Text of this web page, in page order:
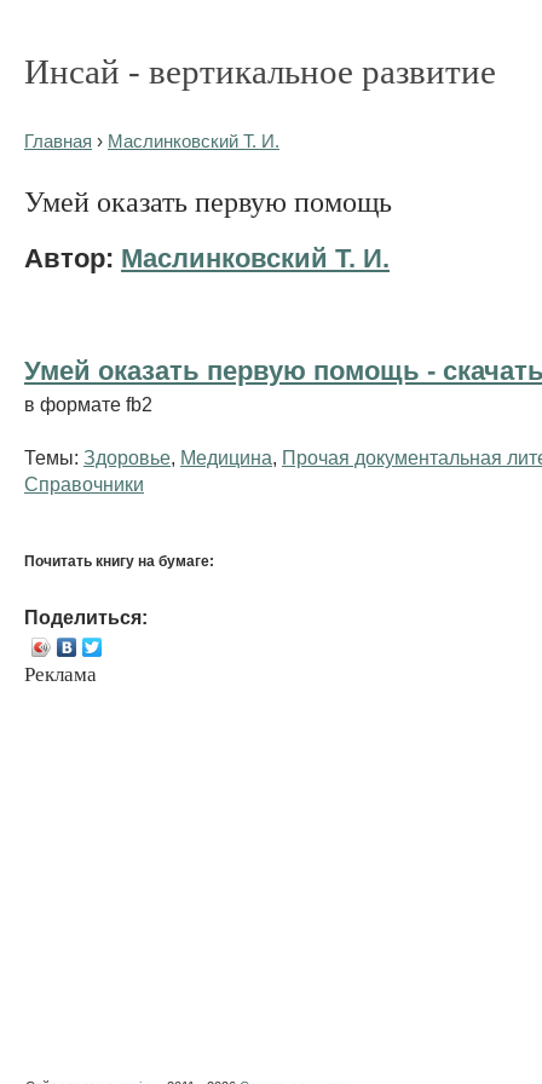
Инсай - вертикальное развитие
Главная › Маслинковский Т. И.
Умей оказать первую помощь
Автор: Маслинковский Т. И.
Умей оказать первую помощь -
в формате fb2
Темы: Здоровье Медицина Прочая документальная
Справочники
Почитать книгу на бумаге:
Поделиться:
Реклама